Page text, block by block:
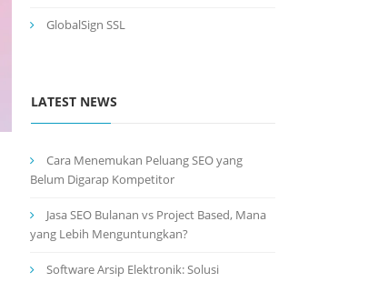
GlobalSign SSL
LATEST NEWS
Cara Menemukan Peluang SEO yang
Belum Digarap Kompetitor
Jasa SEO Bulanan vs Project Based, Mana
yang Lebih Menguntungkan?
Software Arsip Elektronik: Solusi